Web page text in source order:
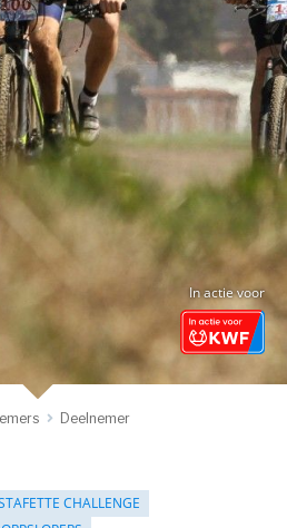
In actie voor
Deelnemer
CHALLENGE